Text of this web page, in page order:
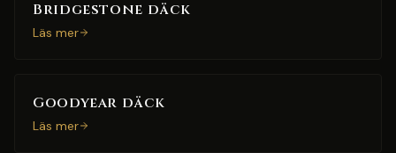
Bridgestone däck
Läs mer
Goodyear däck
Läs mer